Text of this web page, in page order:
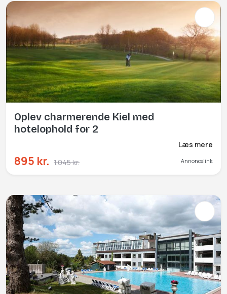
Oplev charmerende Kiel med
hotelophold for 2
Læs mere
895 kr. 1.045 kr. Annoncelink